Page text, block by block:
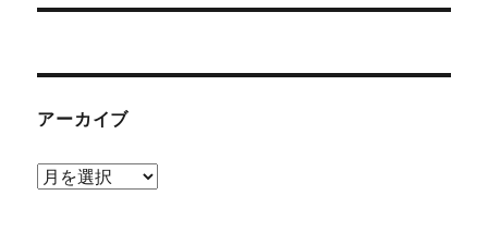
シ
ン
稿:
アーカイブ
ア